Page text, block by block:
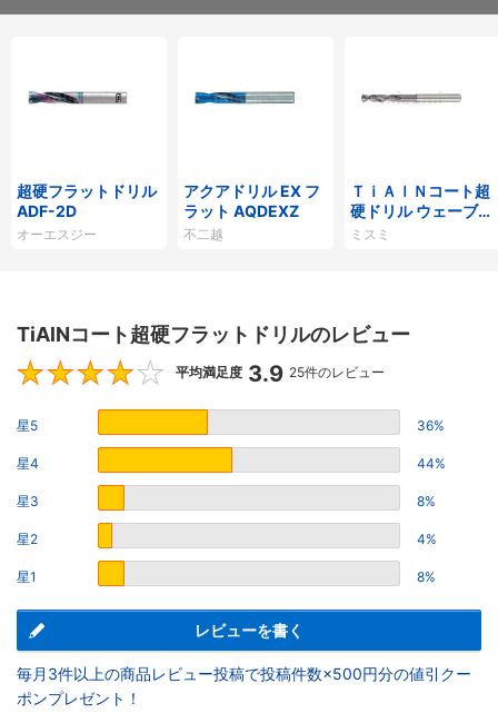
超硬フラットドリル
ADF-2D
オーエスジー
アクアドリル EX フ
ラット AQDEXZ
不二越
ＴｉＡｌＮコート超
硬ドリル ウェーブ切
刃/スタブ
ミスミ
TiAlNコート超硬フラットドリルのレビュー
3.9
平均満足度 3.9 25件のレビュー
星5 36%
星4 44%
星3 8%
星2 4%
星1 8%
レビューを書く
毎月3件以上の商品レビュー投稿で投稿件数×500円分の値引クー
ポンプレゼント！